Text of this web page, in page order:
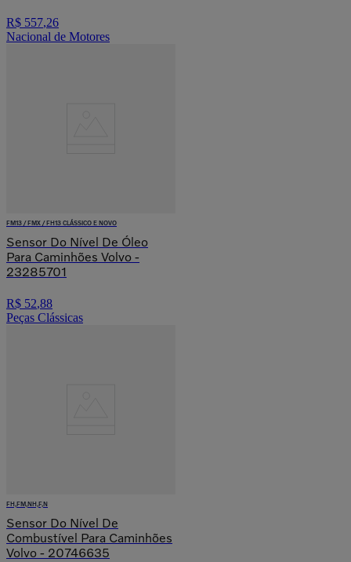
R$ 557,26
Nacional de Motores
FM13 / FMX / FH13 CLÁSSICO E NOVO
Sensor Do Nível De Óleo
Para Caminhões Volvo -
23285701
R$ 52,88
Peças Clássicas
FH,FM,NH,F,N
Sensor Do Nível De
Combustível Para Caminhões
Volvo - 20746635